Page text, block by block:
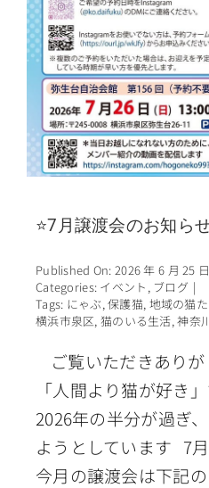
⭐7月譲渡会のお知ら
Published On: 2026 年 6 月 25 日
Categories: イベント , ブログ |
Tags: にゃぶ,保護猫, 地域の猫
横浜市泉区, 猫のいる生活,神奈
ご覧いただきありが
「人間より猫が好き
2026年の半分が過ぎ
ようとしています 7
今月の譲渡会は下記の